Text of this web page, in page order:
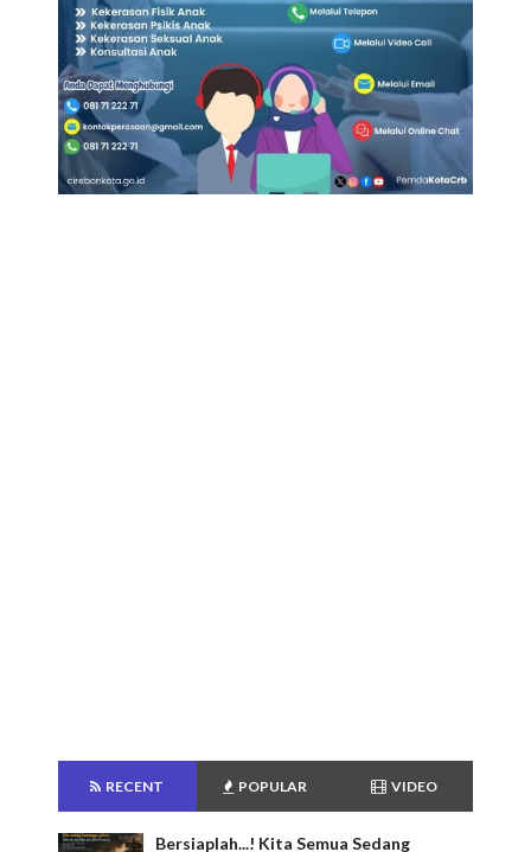
RECENT POPULAR VIDEO
Bersiaplah...! Kita Semua Sedang